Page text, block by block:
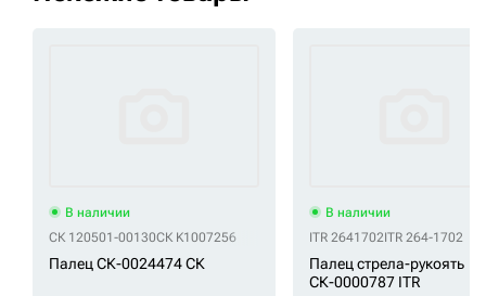
В наличии
СК 120501-00130СК K1007256
Палец СК-0024474 СК
В наличии
ITR 2641702ITR 264-1702
Палец стрела-рукоять
СК-0000787 ITR